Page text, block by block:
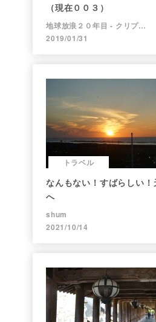
（現在００３）
地球放浪２０年目 - クリプトラベラー
2019/01/31
トラベル
なんもない！すばらしい
へ
shum
2021/10/14